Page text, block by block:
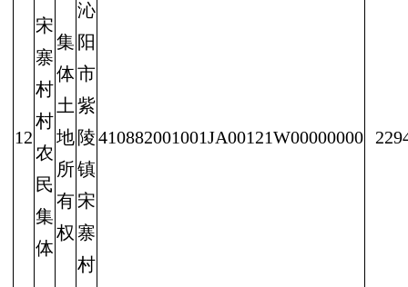
12
宋
寨
村
村
农
民
集
体
集
体
土
地
所
有
权
沁
阳
市
紫
陵
镇
宋
寨
村
410882001001JA00121W00000000